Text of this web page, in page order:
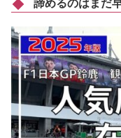
諦めるのはまだ